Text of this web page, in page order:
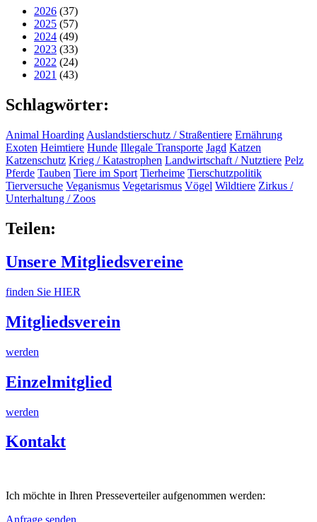
2026 (37)
2025 (57)
2024 (49)
2023 (33)
2022 (24)
2021 (43)
Schlagwörter:
Animal Hoarding Auslandstierschutz / Straßentiere Ernährung
Exoten Heimtiere Hunde Illegale Transporte Jagd Katzen
Katzenschutz Krieg / Katastrophen Landwirtschaft / Nutztiere Pelz
Pferde Tauben Tiere im Sport Tierheime Tierschutzpolitik
Tierversuche Veganismus Vegetarismus Vögel Wildtiere Zirkus /
Unterhaltung / Zoos
Teilen:
Unsere Mitgliedsvereine
finden Sie HIER
Mitgliedsverein
werden
Einzelmitglied
werden
Kontakt
Ich möchte in Ihren Presseverteiler aufgenommen werden: